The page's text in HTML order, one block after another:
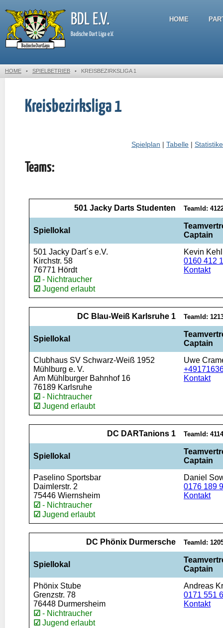
BDL E.V.
Badische Dart Liga e.V.
HOME
HOME • SPIELBETRIEB • KREISBEZIRKSLIGA 1
Kreisbezirksliga 1
Spielplan | Tabelle |
Teams: